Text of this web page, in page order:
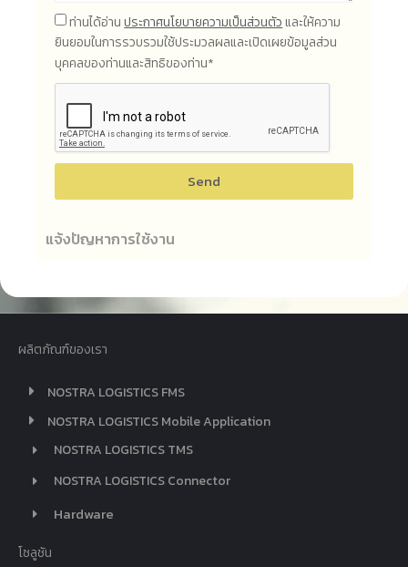
ท่านได้อ่านประกาศนโยบายความเป็นส่วนตัวและให้ความ
ยินยอมในการรวบรวมใช้ประมวลผลและเปิดเผยข้อมูลส่วน
บุคคลของท่านและสิทธิของท่าน*
Send
แจ้งปัญหาการใช้งาน
ผลิตภัณฑ์ของเรา
NOSTRA LOGISTICS FMS
NOSTRA LOGISTICS Mobile Application
NOSTRA LOGISTICS TMS
NOSTRA LOGISTICS Connector
Hardware
โซลูชัน